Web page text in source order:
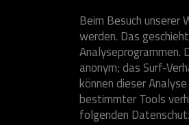
Beim Besuch
werden. Das
Analyseprogrammen.
anonym; das Surf-
können dieser
bestimmter Tools
folgenden